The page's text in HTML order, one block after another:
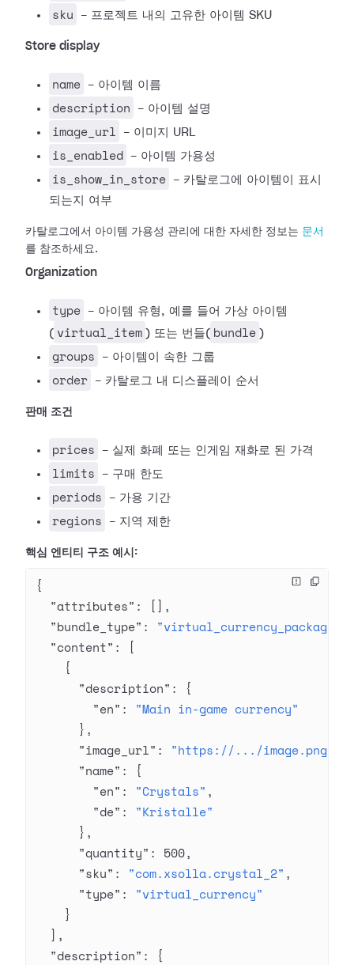
sku - 프로젝트 내의 고유한 아이템 SKU
Store display
name - 아이템 이름
description - 아이템 설명
image_url - 이미지 URL
is_enabled - 아이템 가용성
is_show_in_store
- 카탈로그에 아이템이 표시
되는지 여부
카탈로그에서 아이템 가용성 관리에 대한 자세한 정보는 문서
를 참조하세요.
Organization
type
- 아이템 유형, 예를 들어 가상 아이템
( virtual_item ) 또는 번들( bundle )
groups - 아이템이 속한 그룹
order - 카탈로그 내 디스플레이 순서
판매 조건
prices - 실제 화폐 또는 인게임 재화로 된 가격
limits - 구매 한도
periods - 가용 기간
regions - 지역 제한
핵심 엔티티 구조 예시:
{
  "attributes"
: [],
  "bundle_type"
: "virtual_currency_package"
  "content"
: [
    {
      "description"
: {
        "en"
: "Main in-game currency"
      },
      "image_url"
: "https://.../image.png"
      "name"
: {
        "en"
: "Crystals" ,
        "de"
: "Kristalle"
      },
      "quantity"
: 500,
      "sku"
: "com.xsolla.crystal_2" ,
      "type"
: "virtual_currency"
    }
  ],
  "description"
: {